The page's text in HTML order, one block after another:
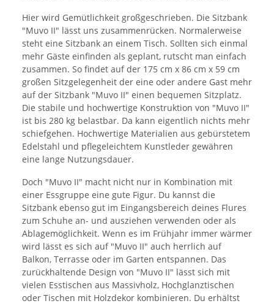
Hier wird Gemütlichkeit großgeschrieben. Die Sitzbank
"Muvo II" lässt uns zusammenrücken. Normalerweise
steht eine Sitzbank an einem Tisch. Sollten sich einmal
mehr Gäste einfinden als geplant, rutscht man einfach
zusammen. So findet auf der 175 cm x 86 cm x 59 cm
großen Sitzgelegenheit der eine oder andere Gast mehr
auf der Sitzbank "Muvo II" einen bequemen Sitzplatz.
Die stabile und hochwertige Konstruktion von "Muvo II"
ist bis 280 kg belastbar. Da kann eigentlich nichts mehr
schiefgehen. Hochwertige Materialien aus gebürstetem
Edelstahl und pflegeleichtem Kunstleder gewähren
eine lange Nutzungsdauer.
Doch "Muvo II" macht nicht nur in Kombination mit
einer Essgruppe eine gute Figur. Du kannst die
Sitzbank ebenso gut im Eingangsbereich deines Flures
zum Schuhe an- und ausziehen verwenden oder als
Ablagemöglichkeit. Wenn es im Frühjahr immer wärmer
wird lässt es sich auf "Muvo II" auch herrlich auf
Balkon, Terrasse oder im Garten entspannen. Das
zurückhaltende Design von "Muvo II" lässt sich mit
vielen Esstischen aus Massivholz, Hochglanztischen
oder Tischen mit Holzdekor kombinieren. Du erhältst